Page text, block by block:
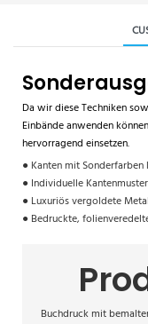
Da wir diese Techniken
Einbände anwenden
hervorragend einsetzen.
● Kanten mit
● Individuelle Kantenmuster
● Luxuriös vergoldete
● Bedruckte,
Buchdruck mit